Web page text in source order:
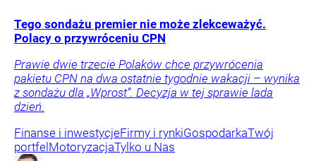
Tego sondażu premier nie może zlekceważyć.
Polacy o przywróceniu CPN
Prawie dwie trzecie Polaków chce przywrócenia
pakietu CPN na dwa ostatnie tygodnie wakacji – wynika
z sondażu dla „Wprost”. Decyzja w tej sprawie lada
dzień.
Finanse i inwestycjeFirmy i rynkiGospodarkaTwój
portfel MotoryzacjaTylko u Nas